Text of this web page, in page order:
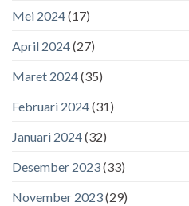
Mei 2024(17)
April 2024(27)
Maret 2024(35)
Februari 2024(31)
Januari 2024(32)
Desember 2023(33)
November 2023(29)